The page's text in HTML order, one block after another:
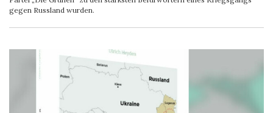
gegen Russland wurden.